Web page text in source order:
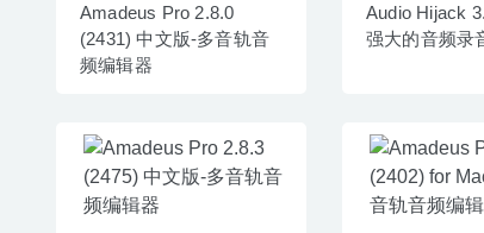
Amadeus Pro 2.8.0
(2431) 中文版-多音轨音
频编辑器
Audio Hijack
强大的音频录